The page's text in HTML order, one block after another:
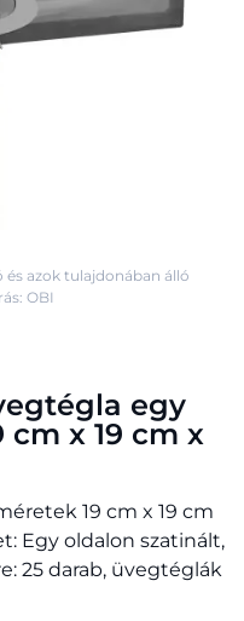
egy
cm x 19 cm x
19 cm x 19 cm
Egy oldalon szatinált,
25 darab, üvegtéglák
azok tulajdonában álló
OBI